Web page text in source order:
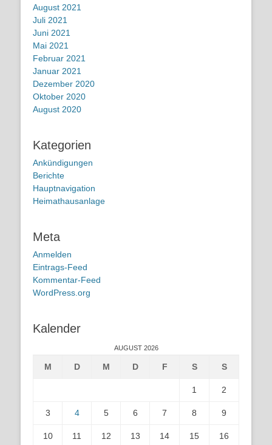
August 2021
Juli 2021
Juni 2021
Mai 2021
Februar 2021
Januar 2021
Dezember 2020
Oktober 2020
August 2020
Kategorien
Ankündigungen
Berichte
Hauptnavigation
Heimathausanlage
Meta
Anmelden
Eintrags-Feed
Kommentar-Feed
WordPress.org
Kalender
AUGUST 2026
M D M D F S S
1 2
3 4 5 6 7 8 9
10 11 12 13 14 15 16